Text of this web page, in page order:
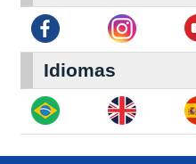
Idiomas